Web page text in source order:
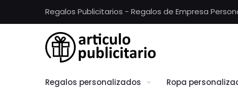
Regalos Publicitarios - Regalos de Empresa
Regalos personalizados Ropa